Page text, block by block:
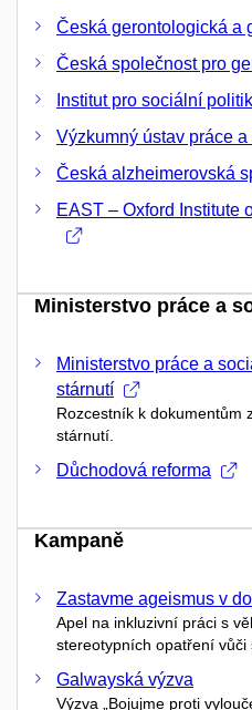
Česká gerontologická a
Česká společnost pro
Institut pro sociální
Výzkumný ústav práce
Česká alzheimerovská
EAST – Oxford Institute
Ministerstvo práce a
Ministerstvo práce a
stárnutí
Rozcestník k dokumentům
stárnutí.
Důchodová reforma
Kampaně
Zastavme ageismus v
Apel na inkluzivní práci s
stereotypních opatření vůči
Galwayská výzva
Výzva „Bojujme proti